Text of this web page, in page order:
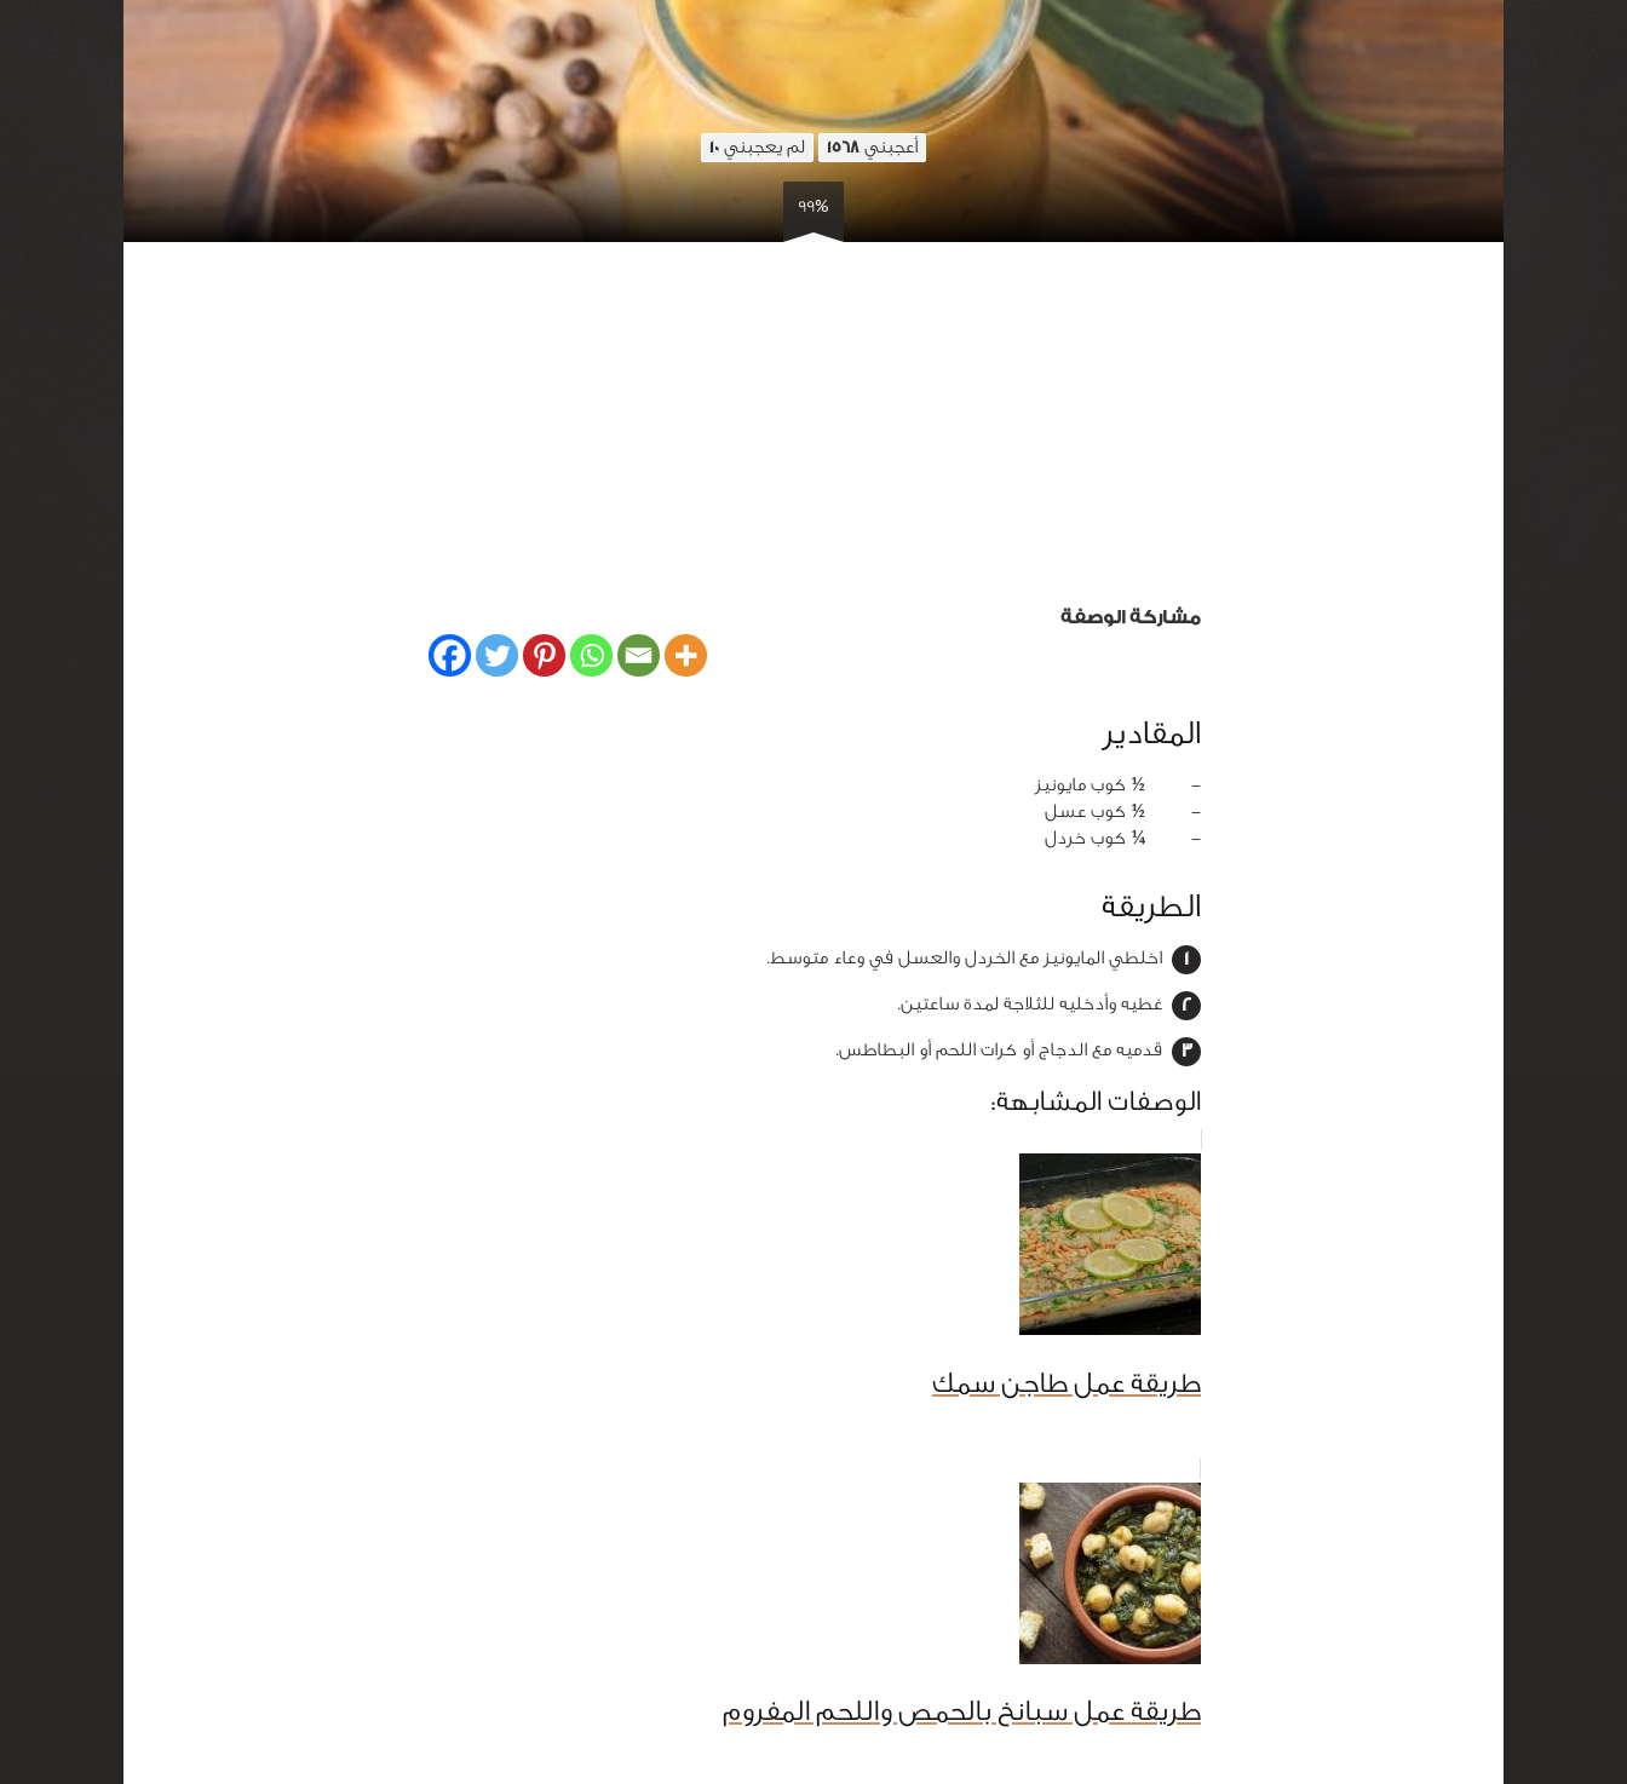
أعجبني 1568 لم يعجبني 10
99%
مشاركة الوصفة
المقادير
‏-
½ كوب مايونيز
‏-
½ كوب عسل
‏-
¼ كوب خردل
الطريقة
اخلطي المايونيز مع الخردل والعسل في وعاء متوسط.
غطيه وأدخليه للثلاجة لمدة ساعتين.
قدميه مع الدجاج أو كرات اللحم أو البطاطس.
الوصفات المشابهة:
طريقة عمل طاجن سمك
طريقة عمل سبانخ بالحمص واللحم المفروم